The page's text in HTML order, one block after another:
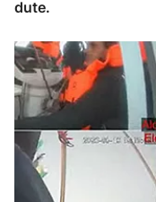
dute.